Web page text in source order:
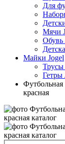
Для
Мячи
Обувь
Майки Jogel
Трусы
Гетры
Футбольная
красная